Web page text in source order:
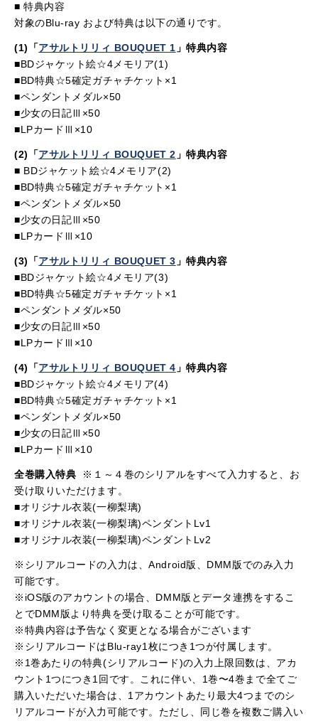
■ 特典内容
対象のBlu-ray および特典は以下の通りです。
(1)「アサルトリリィ BOUQUET 1 」特典内容
■BDジャケット絵☆4メモリア(1)
■BD特典☆5確定ガチャチケット×1
■ペンダントメダル×50
■少女の日記Ⅲ×50
■LPカードⅢ×10
(2)「アサルトリリィ BOUQUET 2 」特典内容
■ BDジャケット絵☆4メモリア(2)
■BD特典☆5確定ガチャチケット×1
■ペンダントメダル×50
■少女の日記Ⅲ×50
■LPカードⅢ×10
(3)「アサルトリリィ BOUQUET 3 」特典内容
■BDジャケット絵☆4メモリア(3)
■BD特典☆5確定ガチャチケット×1
■ペンダントメダル×50
■少女の日記Ⅲ×50
■LPカードⅢ×10
(4)「アサルトリリィ BOUQUET 4 」特典内容
■BDジャケット絵☆4メモリア(4)
■BD特典☆5確定ガチャチケット×1
■ペンダントメダル×50
■少女の日記Ⅲ×50
■LPカードⅢ×10
全巻購入特典
※１～４巻のシリアルをすべて入力すると、お
受け取りいただけます。
■オリジナル衣装(一柳梨璃)
■オリジナル衣装(一柳梨璃)ペンダントLv1
■オリジナル衣装(一柳梨璃)ペンダントLv2
※シリアルコードの入力は、Android版、DMM版でのみ入力
可能です。
※iOS版のアカウントの場合、DMM版とデータ連携をするこ
とでDMM版より特典を受け取ることが可能です。
※特典内容は予告なく変更となる場合がございます
※シリアルコードはBlu-ray1枚につき1つが付属します。
※1巻あたりの特典(シリアルコード)の入力上限回数は、アカ
ウント1つにつき1回です。これに伴い、1巻〜4巻まで全てご
購入いただいた場合は、1アカウントあたり最大4つまでのシ
リアルコードが入力可能です。ただし、同じ巻を複数ご購入い